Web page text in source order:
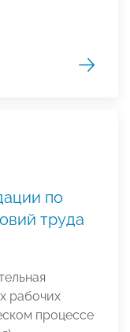
по
труда
рабочих
процессе